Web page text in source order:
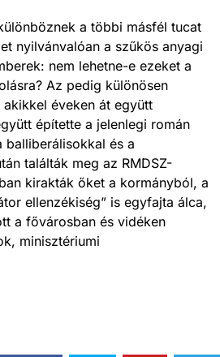
a többi másfél tucat
nyilvánvalóan a szűkös anyagi
nem lehetne-e ezeket a
Az pedig különösen
éveken át együtt
építette a jelenlegi román
balliberálisokkal és a
találták meg az RMDSZ-
kirakták őket a kormányból, a
ellenzékiség” is egyfajta álca,
a fővárosban és vidéken
minisztériumi